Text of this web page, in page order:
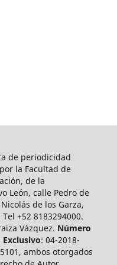
de periodicidad
la Facultad de
de la
León, calle Pedro de
de los Garza,
+52 8183294000.
Vázquez. Número
Exclusivo: 04-2018-
ambos otorgados